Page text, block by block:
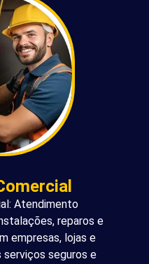
Atendimento
reparos e
empresas, lojas e
serviços seguros e